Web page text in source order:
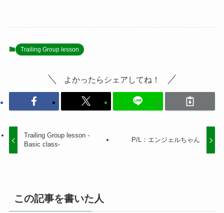
Trailing Group lesson
よかったらシェアしてね！
Trailing Group lesson -
Basic class-
P/L：エンジェルちゃん
この記事を書いた人